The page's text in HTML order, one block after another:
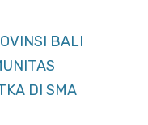
BALI
DI SMA